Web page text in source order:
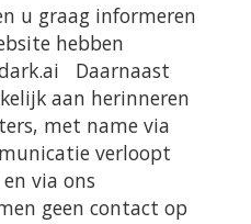
u graag informeren
hebben
Daarnaast
aan herinneren
met name via
verloopt
via ons
geen contact op